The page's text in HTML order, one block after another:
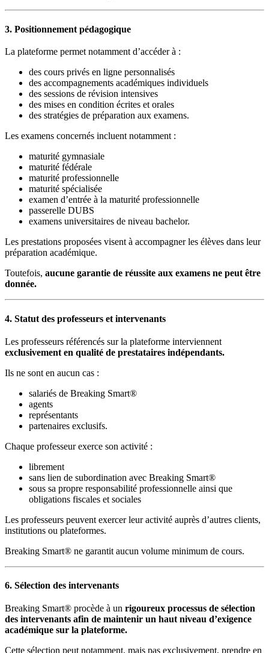
3. Positionnement pédagogique
La plateforme permet notamment d’accéder à :
des cours privés en ligne personnalisés
des accompagnements académiques individuels
des sessions de révision intensives
des mises en condition écrites et orales
des stratégies de préparation aux examens.
Les examens concernés incluent notamment :
maturité gymnasiale
maturité fédérale
maturité professionnelle
maturité spécialisée
examen d’entrée à la maturité professionnelle
passerelle DUBS
examens universitaires de niveau bachelor.
Les prestations proposées visent à accompagner les élèves dans leur
préparation académique.
Toutefois, aucune garantie de réussite aux examens ne peut être
donnée.
4. Statut des professeurs et intervenants
Les professeurs référencés sur la plateforme interviennent
exclusivement en qualité de prestataires indépendants.
Ils ne sont en aucun cas :
salariés de Breaking Smart®
agents
représentants
partenaires exclusifs.
Chaque professeur exerce son activité :
librement
sans lien de subordination avec Breaking Smart®
sous sa propre responsabilité professionnelle ainsi que
obligations fiscales et sociales
Les professeurs peuvent exercer leur activité auprès d’autres clients,
institutions ou plateformes.
Breaking Smart® ne garantit aucun volume minimum de cours.
6. Sélection des intervenants
Breaking Smart® procède à un rigoureux processus de sélection
des intervenants afin de maintenir un haut niveau d’exigence
académique sur la plateforme.
Cette sélection peut notamment, mais pas exclusivement, prendre en